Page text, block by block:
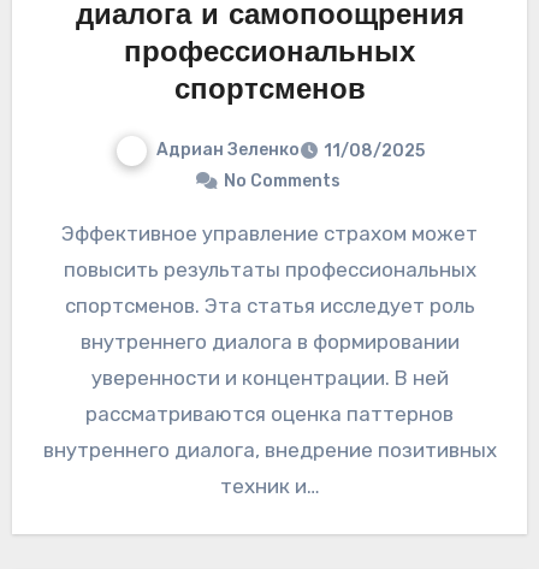
диалога и самопоощрения
профессиональных
спортсменов
Адриан Зеленко
11/08/2025
No Comments
Эффективное управление страхом может
повысить результаты профессиональных
спортсменов. Эта статья исследует роль
внутреннего диалога в формировании
уверенности и концентрации. В ней
рассматриваются оценка паттернов
внутреннего диалога, внедрение позитивных
техник и…